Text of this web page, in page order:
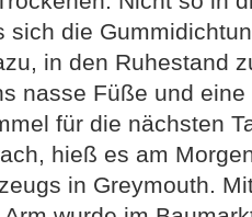
sich die
in den Ruhestand
nasse Füße und
für die nächsten
hieß es am
in Greymouth.